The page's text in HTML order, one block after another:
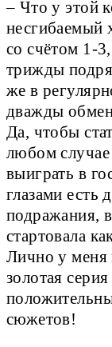
– Что у этой
несгибаемый
со счётом 1-
трижды
же в
дважды
Да, чтобы
любом случае
выиграть в
глазами есть
подражания,
стартовала
Лично у меня
золотая
сюжетов!